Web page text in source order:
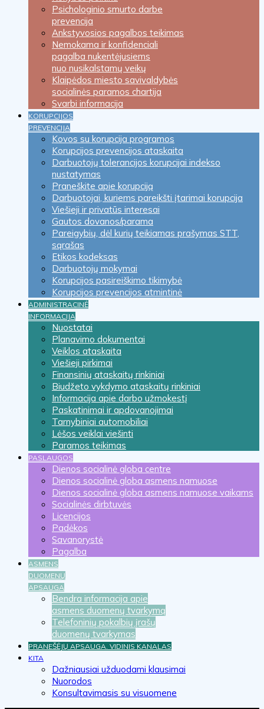
Psichologinio smurto darbe
prevencija
Ankstyvosios pagalbos teikimas
Nemokama ir konfidenciali
pagalba nukentėjusiems
nuo nusikalstamų veikų
Klaipėdos miesto savivaldybės
socialinės paramos chartija
Svarbi informacija
KORUPCIJOS
PREVENCIJA
Kovos su korupcija programos
Korupcijos prevencijos ataskaita
Darbuotojų tolerancijos korupcijai indekso
nustatymas
Praneškite apie korupciją
Darbuotojai, kuriems pareikšti įtarimai korupcija
Viešieji ir privatūs interesai
Gautos dovanos/parama
Pareigybių, dėl kurių teikiamas prašymas STT,
sąrašas
Etikos kodeksas
Darbuotojų mokymai
Korupcijos pasireiškimo tikimybė
Korupcijos prevencijos atmintinė
ADMINISTRACINĖ
INFORMACIJA
Nuostatai
Planavimo dokumentai
Veiklos ataskaita
Viešieji pirkimai
Finansinių ataskaitų rinkiniai
Biudžeto vykdymo ataskaitų rinkiniai
Informacija apie darbo užmokestį
Paskatinimai ir apdovanojimai
Tarnybiniai automobiliai
Lėšos veiklai viešinti
Paramos teikimas
PASLAUGOS
Dienos socialinė globa centre
Dienos socialinė globa asmens namuose
Dienos socialinė globa asmens namuose vaikams
Socialinės dirbtuvės
Licencijos
Padėkos
Savanorystė
Pagalba
ASMENS
DUOMENŲ
APSAUGA
Bendra informacija apie
asmens duomenų tvarkymą
Telefoninių pokalbių įrašų
duomenų tvarkymas
PRANEŠĖJŲ APSAUGA. VIDINIS KANALAS
KITA
Dažniausiai užduodami klausimai
Nuorodos
Konsultavimasis su visuomene